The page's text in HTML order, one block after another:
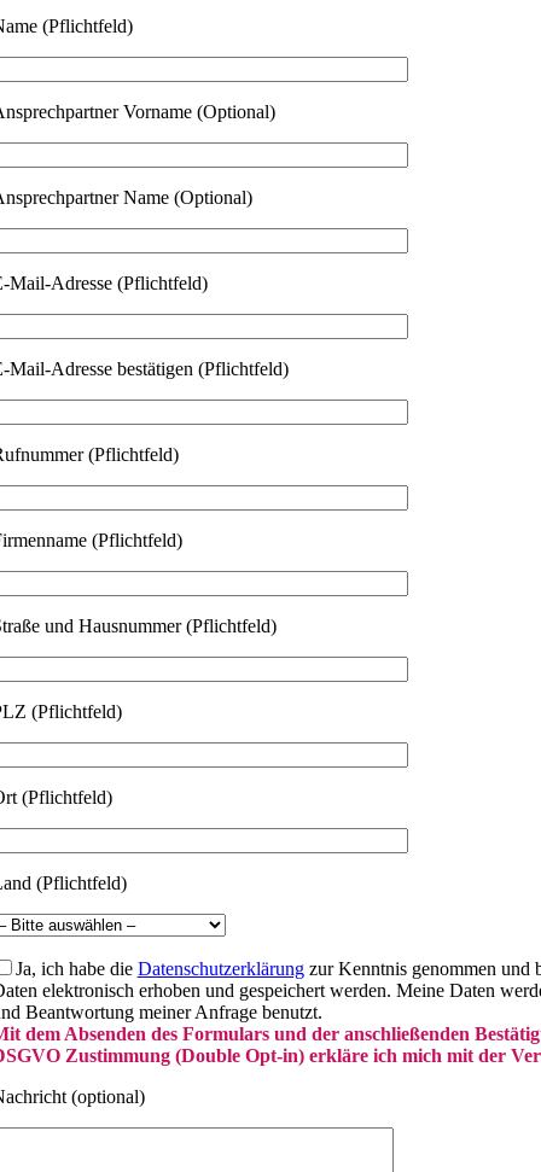
(Pflichtfeld)
Vorname (Optional)
Name (Optional)
Mail-Adresse (Pflichtfeld)
lasse dieses Feld leer.
Mail-Adresse bestätigen (Pflichtfeld)
(Pflichtfeld)
(Pflichtfeld)
und Hausnummer (Pflichtfeld)
(Pflichtfeld)
(Pflichtfeld)
(Pflichtfeld)
Ja, ich habe die Datenschutzerklärungzur Kenntnis genommen und
elektronisch erhoben und gespeichert werden. Meine Daten
Beantwortung meiner Anfrage benutzt.
dem Absenden des Formulars und der anschließenden
Zustimmung (Double Opt-in) erkläre ich mich mit der
(optional)